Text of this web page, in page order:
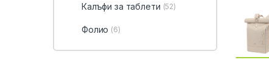
Калъфи за таблети (52)
Фолио (6)